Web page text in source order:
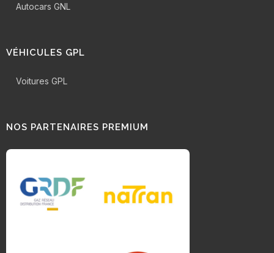
Autocars GNL
VÉHICULES GPL
Voitures GPL
NOS PARTENAIRES PREMIUM